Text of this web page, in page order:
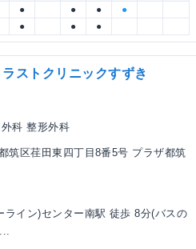
● ● ●
●
● ● ●
ストクリニックすずき
科 整形外科
筑区荏田東四丁目8番5号 プラザ都筑
ライン)センター南駅 徒歩 8分(バスの